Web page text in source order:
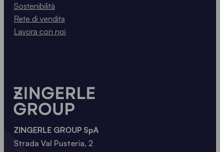
Sostenibilità
Rete di vendita
Lavora con noi
ZINGERLE GROUP SpA
Strada Val Pusteria, 2